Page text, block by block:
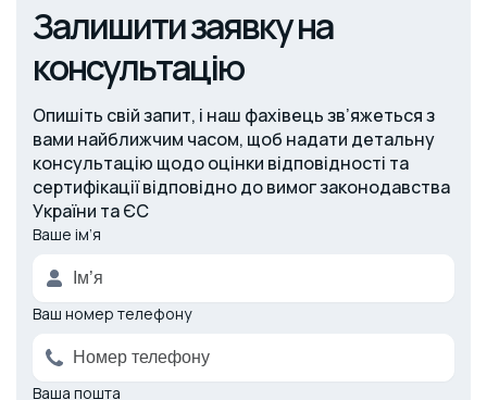
Залишити заявку на
консультацію
Опишіть свій запит, і наш фахівець зв’яжеться з
вами найближчим часом, щоб надати детальну
консультацію щодо оцінки відповідності та
сертифікації відповідно до вимог законодавства
України та ЄС
Ваше ім’я
Ваш номер телефону
Ваша пошта
Alternative: